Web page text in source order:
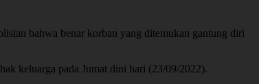
bahwa benar korban yang ditemukan gantung diri
keluarga pada Jumat dini hari (23/09/2022).